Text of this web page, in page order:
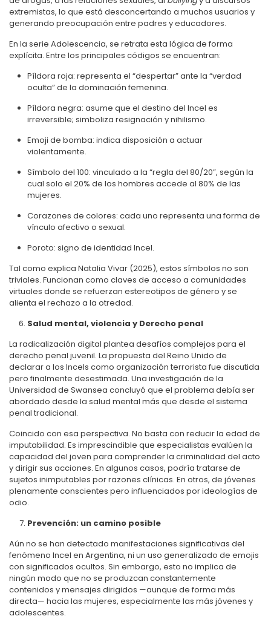
extremistas, lo que está desconcertando a muchos usuarios y
generando preocupación entre padres y educadores.
En la serie Adolescencia, se retrata esta lógica de forma
explícita. Entre los principales códigos se encuentran:
Píldora roja: representa el “despertar” ante la “verdad
oculta” de la dominación femenina.
Píldora negra: asume que el destino del Incel es
irreversible; simboliza resignación y nihilismo.
Emoji de bomba: indica disposición a actuar
violentamente.
Símbolo del 100: vinculado a la “regla del 80/20”, según la
cual solo el 20% de los hombres accede al 80% de las
mujeres.
Corazones de colores: cada uno representa una forma de
vínculo afectivo o sexual.
Poroto: signo de identidad Incel.
Tal como explica Natalia Vivar (2025), estos símbolos no son
triviales. Funcionan como claves de acceso a comunidades
virtuales donde se refuerzan estereotipos de género y se
alienta el rechazo a la otredad.
Salud mental, violencia y Derecho penal
La radicalización digital plantea desafíos complejos para el
derecho penal juvenil. La propuesta del Reino Unido de
declarar a los Incels como organización terrorista fue discutida
pero finalmente desestimada. Una investigación de la
Universidad de Swansea concluyó que el problema debía ser
abordado desde la salud mental más que desde el sistema
penal tradicional.
Coincido con esa perspectiva. No basta con reducir la edad de
imputabilidad. Es imprescindible que especialistas evalúen la
capacidad del joven para comprender la criminalidad del acto
y dirigir sus acciones. En algunos casos, podría tratarse de
sujetos inimputables por razones clínicas. En otros, de jóvenes
plenamente conscientes pero influenciados por ideologías de
odio.
Prevención: un camino posible
Aún no se han detectado manifestaciones significativas del
fenómeno Incel en Argentina, ni un uso generalizado de emojis
con significados ocultos. Sin embargo, esto no implica de
ningún modo que no se produzcan constantemente
contenidos y mensajes dirigidos —aunque de forma más
directa— hacia las mujeres, especialmente las más jóvenes y
adolescentes.